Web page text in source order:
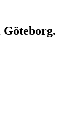
Göteborg.